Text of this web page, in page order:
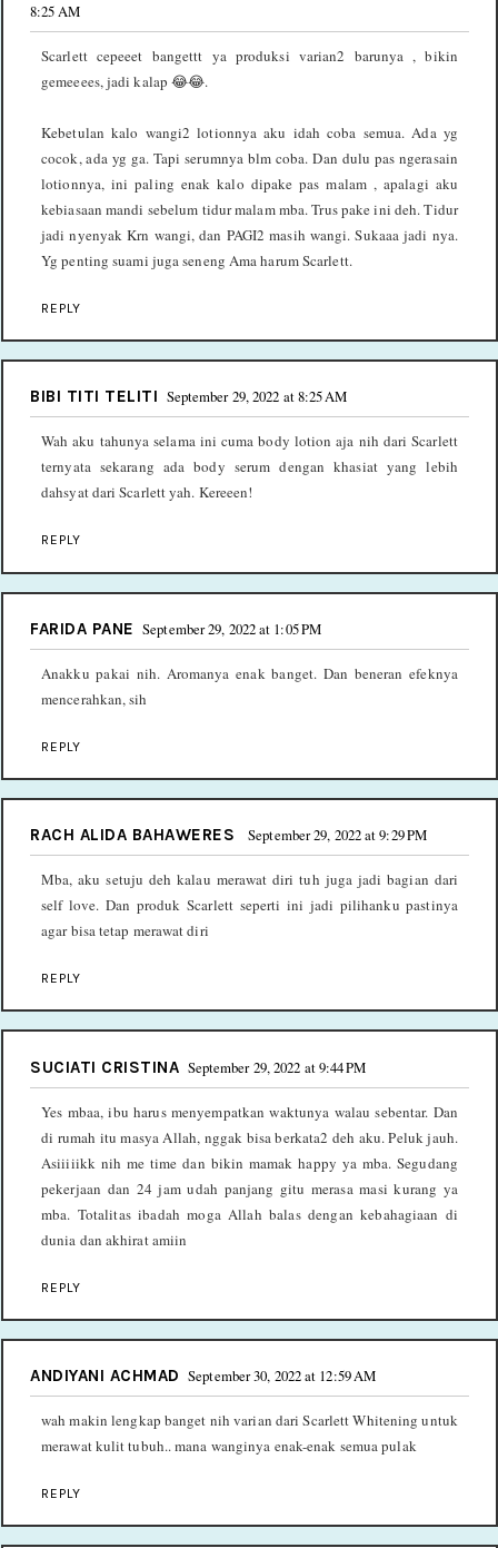
8:25 AM
Scarlett cepeeet bangettt ya produksi varian2 barunya , bikin
gemeeees, jadi kalap 😂😂.
Kebetulan kalo wangi2 lotionnya aku idah coba semua. Ada yg
cocok, ada yg ga. Tapi serumnya blm coba. Dan dulu pas ngerasain
lotionnya, ini paling enak kalo dipake pas malam , apalagi aku
kebiasaan mandi sebelum tidur malam mba. Trus pake ini deh. Tidur
jadi nyenyak Krn wangi, dan PAGI2 masih wangi. Sukaaa jadi nya.
Yg penting suami juga seneng Ama harum Scarlett.
REPLY
BIBI TITI TELITI September 29, 2022 at 8:25 AM
Wah aku tahunya selama ini cuma body lotion aja nih dari Scarlett
ternyata sekarang ada body serum dengan khasiat yang lebih
dahsyat dari Scarlett yah. Kereeen!
REPLY
FARIDA PANE September 29, 2022 at 1:05 PM
Anakku pakai nih. Aromanya enak banget. Dan beneran efeknya
mencerahkan, sih
REPLY
RACH ALIDA BAHAWERES September 29, 2022 at 9:29 PM
Mba, aku setuju deh kalau merawat diri tuh juga jadi bagian dari
self love. Dan produk Scarlett seperti ini jadi pilihanku pastinya
agar bisa tetap merawat diri
REPLY
SUCIATI CRISTINA September 29, 2022 at 9:44 PM
Yes mbaa, ibu harus menyempatkan waktunya walau sebentar. Dan
di rumah itu masya Allah, nggak bisa berkata2 deh aku. Peluk jauh.
Asiiiiikk nih me time dan bikin mamak happy ya mba. Segudang
pekerjaan dan 24 jam udah panjang gitu merasa masi kurang ya
mba. Totalitas ibadah moga Allah balas dengan kebahagiaan di
dunia dan akhirat amiin
REPLY
ANDIYANI ACHMAD September 30, 2022 at 12:59 AM
wah makin lengkap banget nih varian dari Scarlett Whitening untuk
merawat kulit tubuh.. mana wanginya enak-enak semua pulak
REPLY